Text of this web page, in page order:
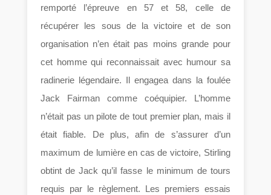
remporté l’épreuve en 57 et 58, celle de
récupérer les sous de la victoire et de son
organisation n’en était pas moins grande pour
cet homme qui reconnaissait avec humour sa
radinerie légendaire. Il engagea dans la foulée
Jack Fairman comme coéquipier. L’homme
n’était pas un pilote de tout premier plan, mais il
était fiable. De plus, afin de s’assurer d’un
maximum de lumière en cas de victoire, Stirling
obtint de Jack qu’il fasse le minimum de tours
requis par le règlement. Les premiers essais